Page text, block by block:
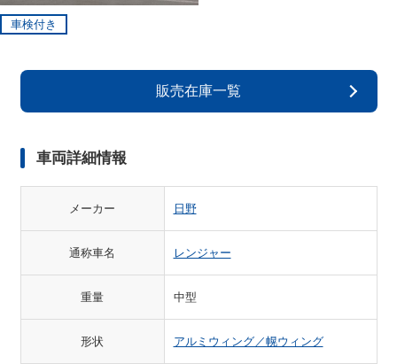
車検付き
販売在庫一覧
車両詳細情報
メーカー 日野
通称車名 レンジャー
重量 中型
形状 アルミウィング／幌ウィング